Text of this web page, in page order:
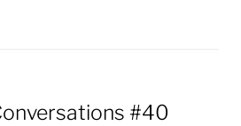
#40